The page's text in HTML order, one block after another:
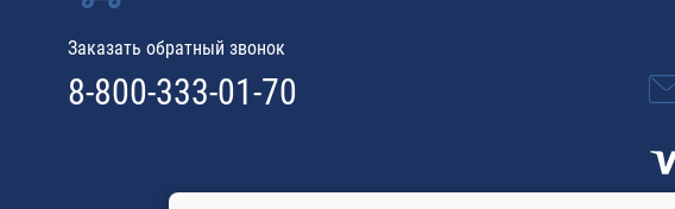
Заказать обратный звонок
8-800-333-01-70